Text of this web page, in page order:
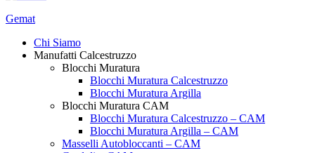
Gemat
Chi Siamo
Manufatti Calcestruzzo
Blocchi Muratura
Blocchi Muratura Calcestruzzo
Blocchi Muratura Argilla
Blocchi Muratura CAM
Blocchi Muratura Calcestruzzo – CAM
Blocchi Muratura Argilla – CAM
Masselli Autobloccanti – CAM